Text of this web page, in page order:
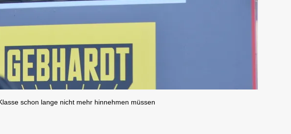
schon lange nicht mehr hinnehmen müssen